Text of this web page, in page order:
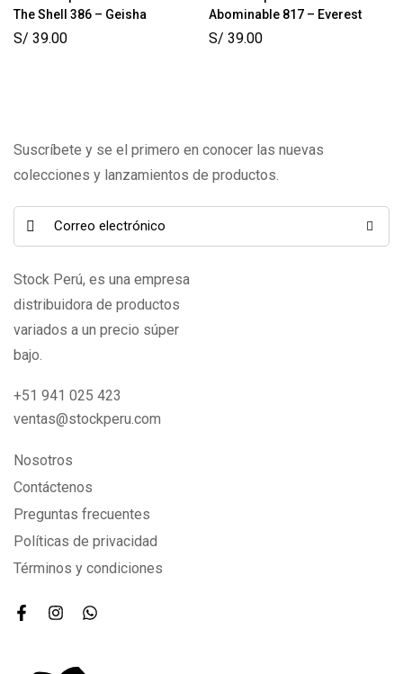
The Shell 386 – Geisha
S/ 39.00
Abominable 817 – Everest
S/ 39.00
Suscríbete y se el primero en conocer las nuevas
colecciones y lanzamientos de productos.
Stock Perú, es una empresa
distribuidora de productos
variados a un precio súper
bajo.
+51 941 025 423
ventas@stockperu.com
Nosotros
Contáctenos
Preguntas frecuentes
Políticas de privacidad
Términos y condiciones